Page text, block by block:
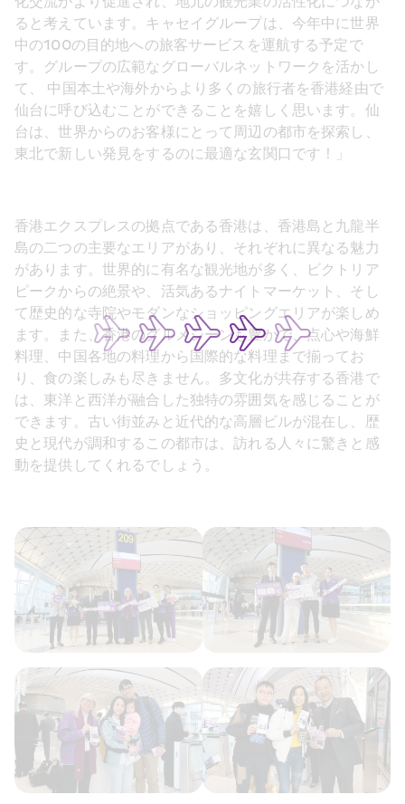
ると考えています。キャセイグループは、今年中に世界
中の100の目的地への旅客サービスを運航する予定で
す。グループの広範なグローバルネットワークを活かし
て、 中国本土や海外からより多くの旅行者を香港経由で
仙台に呼び込むことができることを嬉しく思います。仙
台は、世界からのお客様にとって周辺の都市を探索し、
東北で新しい発見をするのに最適な玄関口です！」
香港エクスプレスの拠点である香港は、香港島と九龍半
島の二つの主要なエリアがあり、それぞれに異なる魅力
があります。世界的に有名な観光地が多く、ビクトリア
ピークからの絶景や、活気あるナイトマーケット、そし
て歴史的な寺院やモダンなショッピングエリアが楽しめ
ます。また、香港のグルメシーンも豊かで、点心や海鮮
料理、中国各地の料理から国際的な料理まで揃ってお
り、食の楽しみも尽きません。多文化が共存する香港で
は、東洋と西洋が融合した独特の雰囲気を感じることが
できます。古い街並みと近代的な高層ビルが混在し、歴
史と現代が調和するこの都市は、訪れる人々に驚きと感
動を提供してくれるでしょう。